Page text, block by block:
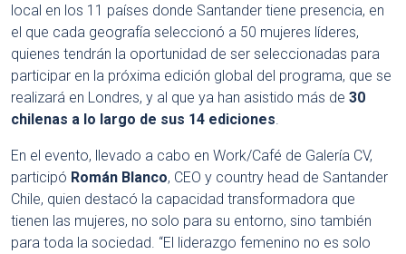
local en los 11 países donde Santander tiene presencia, en
el que cada geografía seleccionó a 50 mujeres líderes,
quienes tendrán la oportunidad de ser seleccionadas para
participar en la próxima edición global del programa, que se
realizará en Londres, y al que ya han asistido más de 30
chilenas a lo largo de sus 14 ediciones
En el evento, llevado a cabo en Work/Café de Galería CV,
participó Román Blanco, CEO y country head de Santander
Chile, quien destacó la capacidad transformadora que
tienen las mujeres, no solo para su entorno, sino también
para toda la sociedad. “El liderazgo femenino no es solo